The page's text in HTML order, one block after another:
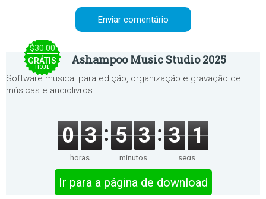
$30.00
GRÁTIS
HOJE
Ashampoo Music Studio 2025
Software musical para edição, organização e gravação de
músicas e audiolivros.
0 3
horas
5 3
minutos
3 1
segs
Ir para a página de download